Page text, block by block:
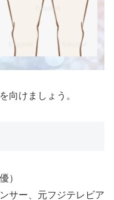
向けましょう。
）
サー、元フジテレビア